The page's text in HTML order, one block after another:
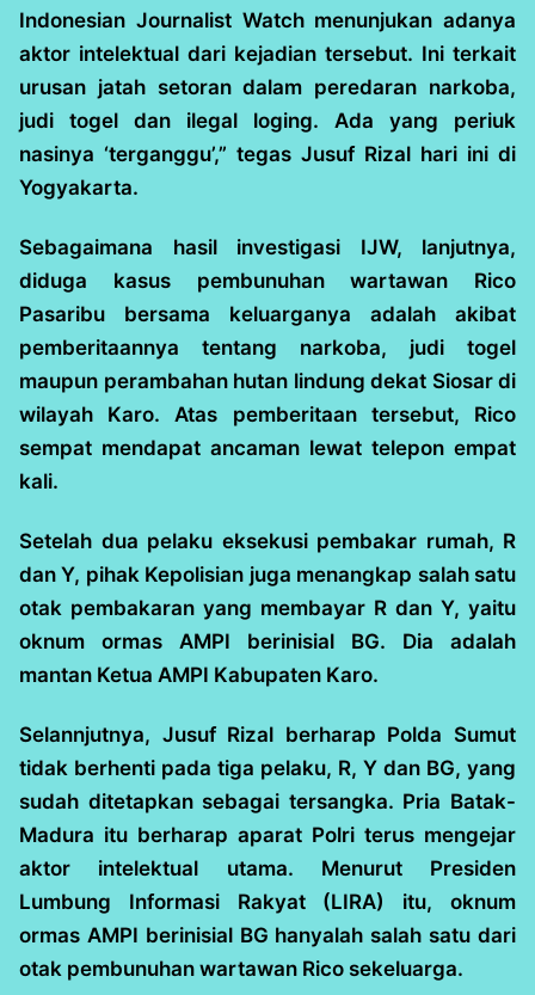
Indonesian Journalist Watch menunjukan adanya
aktor intelektual dari kejadian tersebut. Ini terkait
urusan jatah setoran dalam peredaran narkoba,
judi togel dan ilegal loging. Ada yang periuk
nasinya ‘terganggu’,” tegas Jusuf Rizal hari ini di
Yogyakarta.
Sebagaimana hasil investigasi IJW, lanjutnya,
diduga kasus pembunuhan wartawan Rico
Pasaribu bersama keluarganya adalah akibat
pemberitaannya tentang narkoba, judi togel
maupun perambahan hutan lindung dekat Siosar di
wilayah Karo. Atas pemberitaan tersebut, Rico
sempat mendapat ancaman lewat telepon empat
kali.
Setelah dua pelaku eksekusi pembakar rumah, R
dan Y, pihak Kepolisian juga menangkap salah satu
otak pembakaran yang membayar R dan Y, yaitu
oknum ormas AMPI berinisial BG. Dia adalah
mantan Ketua AMPI Kabupaten Karo.
Selannjutnya, Jusuf Rizal berharap Polda Sumut
tidak berhenti pada tiga pelaku, R, Y dan BG, yang
sudah ditetapkan sebagai tersangka. Pria Batak-
Madura itu berharap aparat Polri terus mengejar
aktor intelektual utama. Menurut Presiden
Lumbung Informasi Rakyat (LIRA) itu, oknum
ormas AMPI berinisial BG hanyalah salah satu dari
otak pembunuhan wartawan Rico sekeluarga.